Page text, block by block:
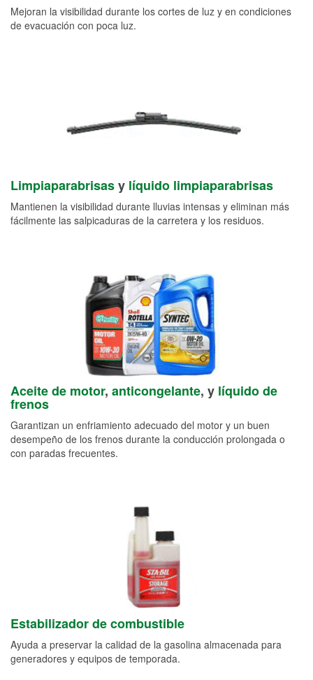
Mejoran la visibilidad durante los cortes de luz y en condiciones
de evacuación con poca luz.
Limpiaparabrisasy líquido limpiaparabrisas
Mantienen la visibilidad durante lluvias intensas y eliminan más
fácilmente las salpicaduras de la carretera y los residuos.
Aceite de motor, anticongelante, y líquido de
frenos
Garantizan un enfriamiento adecuado del motor y un buen
desempeño de los frenos durante la conducción prolongada o
con paradas frecuentes.
Estabilizador de combustible
Ayuda a preservar la calidad de la gasolina almacenada para
generadores y equipos de temporada.